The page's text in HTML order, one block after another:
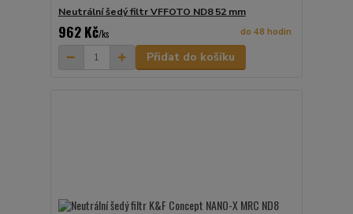
Neutrální šedý filtr VFFOTO ND8 52 mm
962 Kč/ks do 48 hodin
Přidat do košíku